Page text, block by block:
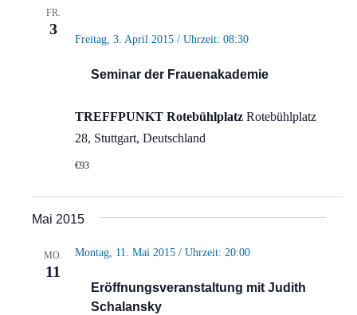
FR.
3
Seminar der Frauenakademie
Freitag, 3. April 2015 / Uhrzeit: 08:30
TREFFPUNKT Rotebühlplatz Rotebühlplatz
28, Stuttgart, Deutschland
€93
Mai 2015
MO.
11
Eröffnungsveranstaltung mit Judith
Schalansky
Montag, 11. Mai 2015 / Uhrzeit: 20:00